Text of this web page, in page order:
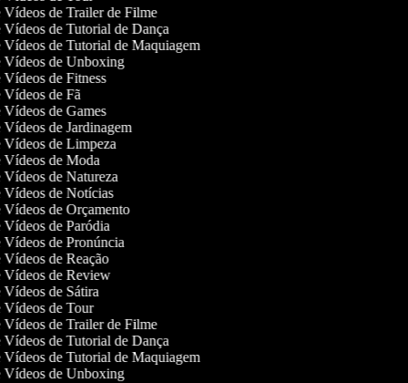
Vídeos de Trailer de Filme
Vídeos de Tutorial de Dança
Vídeos de Tutorial de Maquiagem
Vídeos de Unboxing
Vídeos de Fitness
Vídeos de Fã
Vídeos de Games
Vídeos de Jardinagem
Vídeos de Limpeza
Vídeos de Moda
Vídeos de Natureza
Vídeos de Notícias
Vídeos de Orçamento
Vídeos de Paródia
Vídeos de Pronúncia
Vídeos de Reação
Vídeos de Review
Vídeos de Sátira
Vídeos de Tour
Vídeos de Trailer de Filme
Vídeos de Tutorial de Dança
Vídeos de Tutorial de Maquiagem
Vídeos de Unboxing